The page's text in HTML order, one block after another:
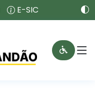
E-SIC